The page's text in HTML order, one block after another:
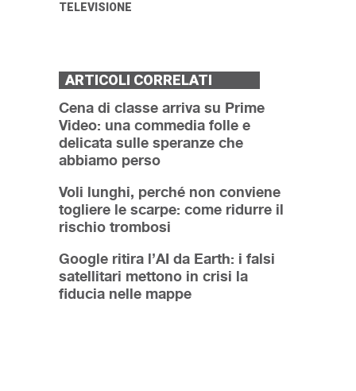
TELEVISIONE
ARTICOLI CORRELATI
Cena di classe arriva su Prime
Video: una commedia folle e
delicata sulle speranze che
abbiamo perso
Voli lunghi, perché non conviene
togliere le scarpe: come ridurre il
rischio trombosi
Google ritira l’AI da Earth: i falsi
satellitari mettono in crisi la
fiducia nelle mappe